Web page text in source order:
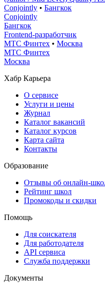
Conjointly • Бангкок
Conjointly
Бангкок
Frontend-разработчик
МТС Финтех • Москва
МТС Финтех
Москва
Хабр Карьера
О сервисе
Услуги и цены
Журнал
Каталог вакансий
Каталог курсов
Карта сайта
Контакты
Образование
Отзывы об онлайн-
Рейтинг школ
Промокоды и скидки
Помощь
Для соискателя
Для работодателя
API сервиса
Служба поддержки
Документы